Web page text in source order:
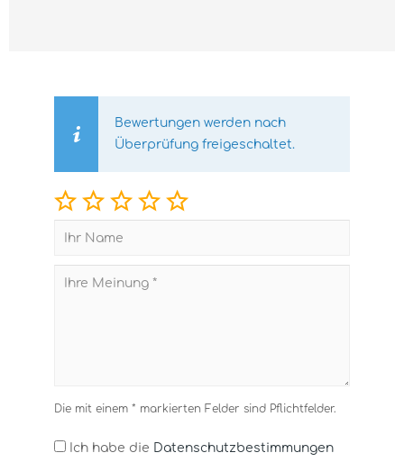
Bewertungen werden nach
Überprüfung freigeschaltet.
Die mit einem * markierten Felder sind Pflichtfelder.
Ich habe die Datenschutzbestimmungen